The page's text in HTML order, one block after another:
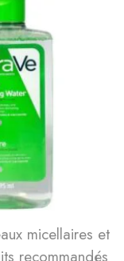
micellaires et
recommandés